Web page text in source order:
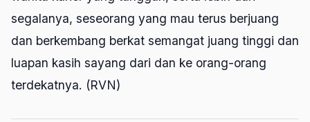
segalanya, seseorang yang mau terus berjuang
dan berkembang berkat semangat juang tinggi dan
luapan kasih sayang dari dan ke orang-orang
terdekatnya. (RVN)